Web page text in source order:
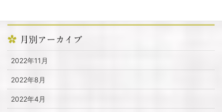
月別アーカイブ
2022年11月
2022年8月
2022年4月